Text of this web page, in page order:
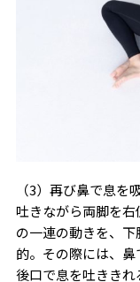
（3）再び鼻で息
吐きながら両脚を右
の一連の動きを、
的。その際には、
後口で息を吐きき